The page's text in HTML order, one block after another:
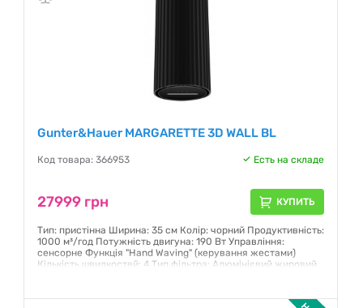
Gunter&Hauer MARGARETTE 3D WALL BL
Код товара: 366953 Есть на складе
27999 грн КУПИТЬ
Тип: пристінна Ширина: 35 см Колір: чорний Продуктивність:
1000 м³/год Потужність двигуна: 190 Вт Управління:
сенсорне Функція "Hand Waving" (керування жестами)
Кількість швидкостей: 4 Тип фільтра: Алюмінієвий жировий
Гарантия:12 месяцев